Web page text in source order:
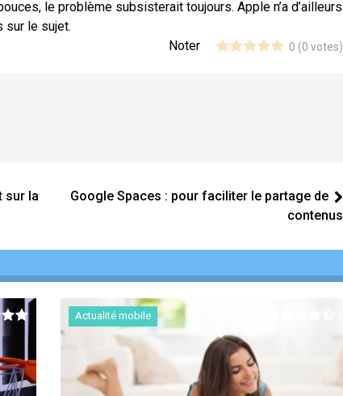
le problème subsisterait toujours. Apple n’a d’ailleurs
sur le sujet.
Noter
0 (0 votes)
sur la
Google Spaces : pour faciliter le partage de
contenus
Actualité mobile